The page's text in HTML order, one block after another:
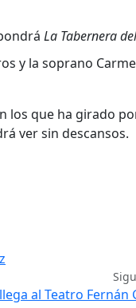
La Tabernera del
y la soprano
los que ha girado
ver sin descansos.
al Teatro Fernán